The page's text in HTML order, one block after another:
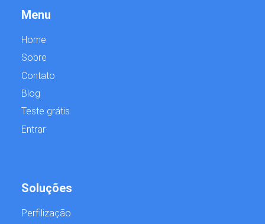
Menu
Home
Sobre
Contato
Blog
Teste grátis
Entrar
Soluções
Perfilização